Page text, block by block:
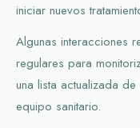
iniciar nuevos
Algunas interacciones
regulares para
una lista actualizada
equipo sanitario.